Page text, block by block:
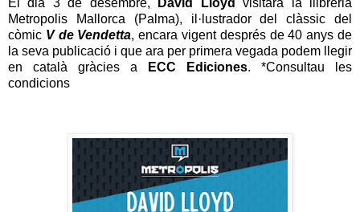
El dia 3 de desembre, David Lloyd
visitarà la llibreria
Metropolis Mallorca (Palma), il·lustrador del clàssic del
còmic V de Vendetta, encara vigent després de 40 anys de
la seva publicació i que ara per primera vegada podem llegir
en català gràcies a
ECC Ediciones. *Consultau les
condicions